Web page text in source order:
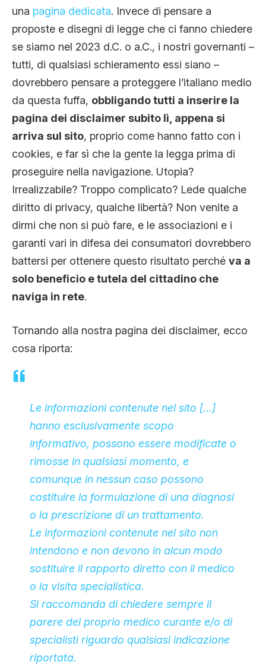
una pagina dedicata. Invece di pensare a
proposte e disegni di legge che ci fanno chiedere
se siamo nel 2023 d.C. o a.C., i nostri governanti –
tutti, di qualsiasi schieramento essi siano –
dovrebbero pensare a proteggere l’italiano medio
da questa fuffa, obbligando tutti a inserire la
pagina dei disclaimer subito lì, appena si
arriva sul sito, proprio come hanno fatto con i
cookies, e far sì che la gente la legga prima di
proseguire nella navigazione. Utopia?
Irrealizzabile? Troppo complicato? Lede qualche
diritto di privacy, qualche libertà? Non venite a
dirmi che non si può fare, e le associazioni e i
garanti vari in difesa dei consumatori dovrebbero
battersi per ottenere questo risultato perché va a
solo beneficio e tutela del cittadino che
naviga in rete.
Tornando alla nostra pagina dei disclaimer, ecco
cosa riporta:
Le informazioni contenute nel sito […]
hanno esclusivamente scopo
informativo, possono essere modificate o
rimosse in qualsiasi momento, e
comunque in nessun caso possono
costituire la formulazione di una diagnosi
o la prescrizione di un trattamento.
Le informazioni contenute nel sito non
intendono e non devono in alcun modo
sostituire il rapporto diretto con il medico
o la visita specialistica.
Si raccomanda di chiedere sempre il
parere del proprio medico curante e/o di
specialisti riguardo qualsiasi indicazione
riportata.